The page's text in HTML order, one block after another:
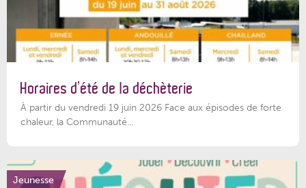
Horaires d’été de la déchèterie
À partir du vendredi 19 juin 2026 Face aux épisodes de forte
chaleur, la Communauté...
Jeunesse